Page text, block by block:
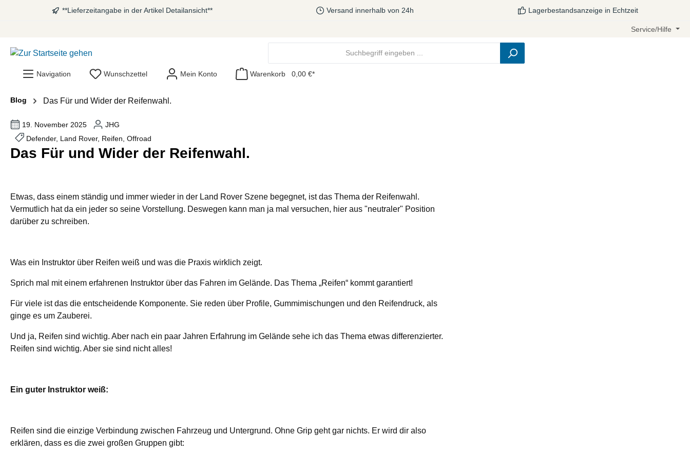
Zur Hauptnavigation springen
**Lieferzeitangabe in der Artikel Detailansicht** Versand innerhalb von 24h Lagerbestandsanzeige in Echtzeit
Service/Hilfe
Navigation Wunschzettel Mein Konto Warenkorb 0,00 €*
Blog Das Für und Wider der Reifenwahl.
19. November 2025
JHG
Defender, Land Rover, Reifen, Offroad
Das Für und Wider der Reifenwahl.
Etwas, dass einem ständig und immer wieder in der Land Rover Szene begegnet, ist das Thema der Reifenwahl.
Vermutlich hat da ein jeder so seine Vorstellung. Deswegen kann man ja mal versuchen, hier aus "neutraler" Position
darüber zu schreiben.
Was ein Instruktor über Reifen weiß und was die Praxis wirklich zeigt.
Sprich mal mit einem erfahrenen Instruktor über das Fahren im Gelände. Das Thema „Reifen“ kommt garantiert!
Für viele ist das die entscheidende Komponente. Sie reden über Profile, Gummimischungen und den Reifendruck, als
ginge es um Zauberei.
Und ja, Reifen sind wichtig. Aber nach ein paar Jahren Erfahrung im Gelände sehe ich das Thema etwas differenzierter.
Reifen sind wichtig. Aber sie sind nicht alles!
Ein guter Instruktor weiß:
Reifen sind die einzige Verbindung zwischen Fahrzeug und Untergrund. Ohne Grip geht gar nichts. Er wird dir also
erklären, dass es die zwei großen Gruppen gibt: